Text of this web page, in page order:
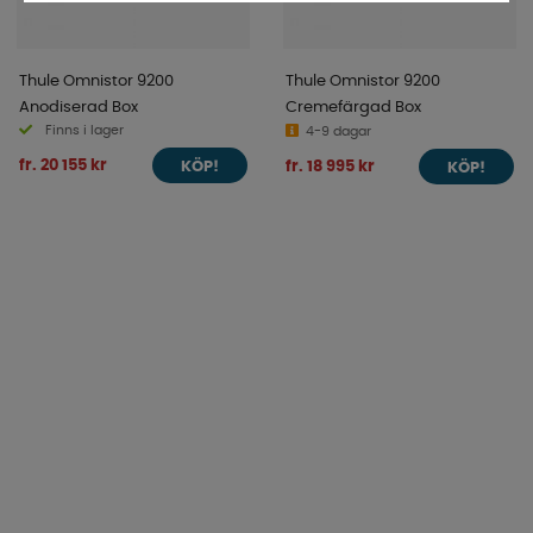
Thule Omnistor 9200
Anodiserad Box
Finns i lager
fr. 20 155 kr KÖP!
Thule Omnistor 9200
Cremefärgad Box
4-9 dagar
fr. 18 995 kr KÖP!